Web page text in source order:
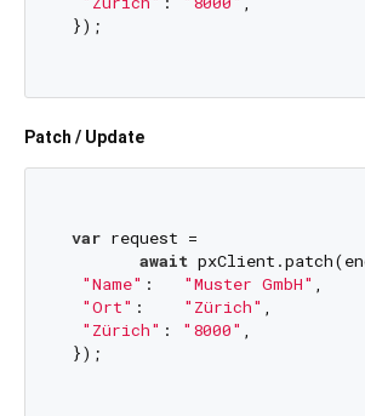
});
Patch / Update
var request =
await
"Name" : "Muster GmbH" ,
"Ort" : "Zürich" ,
"Zürich" : "8000" ,
});